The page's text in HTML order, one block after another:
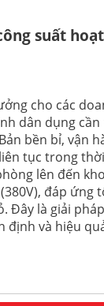
suất
cho các
dân dụng
bền bỉ, vận
tục trong
lên đến
đáp ứng
Đây là giải
định và hiệu